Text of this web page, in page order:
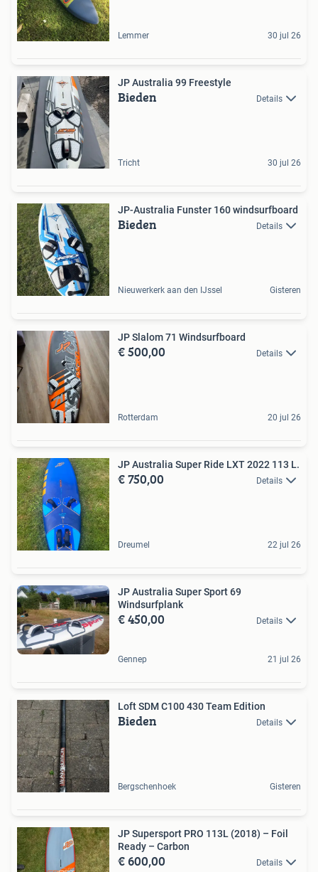
Lemmer 30 jul 26
JP Australia 99 Freestyle
Bieden Details
Tricht 30 jul 26
JP-Australia Funster 160 windsurfboard
Bieden Details
Nieuwerkerk aan den IJssel Gisteren
JP Slalom 71 Windsurfboard
€ 500,00 Details
Rotterdam 20 jul 26
JP Australia Super Ride LXT 2022 113 L.
€ 750,00 Details
Dreumel 22 jul 26
JP Australia Super Sport 69
Windsurfplank
€ 450,00 Details
Gennep 21 jul 26
Loft SDM C100 430 Team Edition
Bieden Details
Bergschenhoek Gisteren
JP Supersport PRO 113L (2018) – Foil
Ready – Carbon
€ 600,00 Details